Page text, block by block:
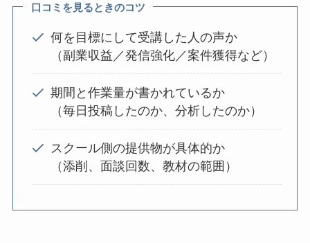
口コミを見るときのコツ
何を目標にして受講した人の声か
（副業収益／発信強化／案件獲得など）
期間と作業量が書かれているか
（毎日投稿したのか、分析したのか）
スクール側の提供物が具体的か
（添削、面談回数、教材の範囲）